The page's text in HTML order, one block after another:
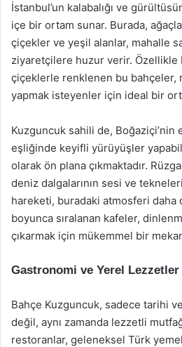
İstanbul’un kalabalığı ve
içe bir ortam sunar. Burada,
çiçekler ve yeşil alanlar, mahalle
ziyaretçilere huzur verir. Özellikle
çiçeklerle renklenen bu bahçeler,
yapmak isteyenler için ideal bir
Kuzguncuk sahili de, Boğaziçi’nin
eşliğinde keyifli yürüyüşler
olarak ön plana çıkmaktadır.
deniz dalgalarının sesi ve
hareketi, buradaki atmosferi daha
boyunca sıralanan kafeler,
çıkarmak için mükemmel bir
Gastronomi ve Yerel Lezzetler
Bahçe Kuzguncuk, sadece tarihi
değil, aynı zamanda lezzetli
restoranlar, geleneksel Türk